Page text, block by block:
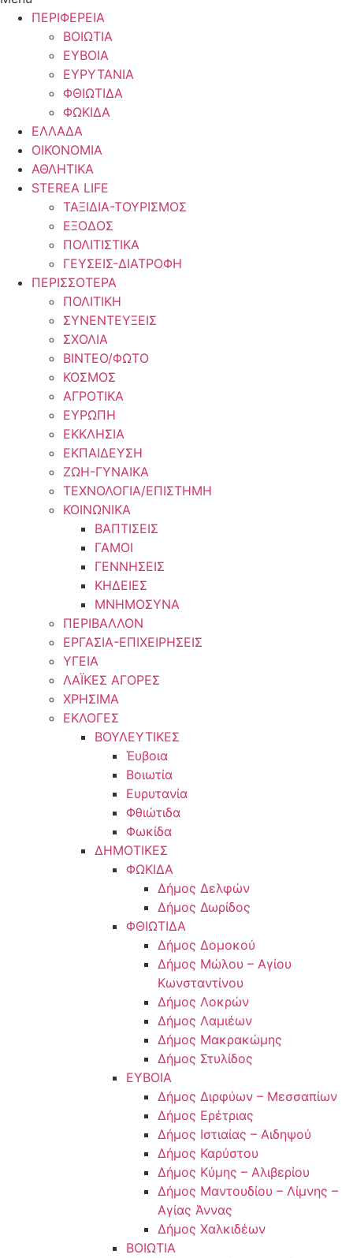
ΠΕΡΙΦΕΡΕΙΑ
ΒΟΙΩΤΙΑ
ΕΥΒΟΙΑ
ΕΥΡΥΤΑΝΙΑ
ΦΘΙΩΤΙΔΑ
ΦΩΚΙΔΑ
ΕΛΛΑΔΑ
ΟΙΚΟΝΟΜΙΑ
ΑΘΛΗΤΙΚΑ
STEREA LIFE
ΤΑΞΙΔΙΑ-ΤΟΥΡΙΣΜΟΣ
ΕΞΟΔΟΣ
ΠΟΛΙΤΙΣΤΙΚΑ
ΓΕΥΣΕΙΣ-ΔΙΑΤΡΟΦΗ
ΠΕΡΙΣΣΟΤΕΡΑ
ΠΟΛΙΤΙΚΗ
ΣΥΝΕΝΤΕΥΞΕΙΣ
ΣΧΟΛΙΑ
ΒΙΝΤΕΟ/ΦΩΤΟ
ΚΟΣΜΟΣ
ΑΓΡΟΤΙΚΑ
ΕΥΡΩΠΗ
ΕΚΚΛΗΣΙΑ
ΕΚΠΑΙΔΕΥΣΗ
ΖΩΗ-ΓΥΝΑΙΚΑ
ΤΕΧΝΟΛΟΓΙΑ/ΕΠΙΣΤΗΜΗ
ΚΟΙΝΩΝΙΚΑ
ΒΑΠΤΙΣΕΙΣ
ΓΑΜΟΙ
ΓΕΝΝΗΣΕΙΣ
ΚΗΔΕΙΕΣ
ΜΝΗΜΟΣΥΝΑ
ΠΕΡΙΒΑΛΛΟΝ
ΕΡΓΑΣΙΑ-ΕΠΙΧΕΙΡΗΣΕΙΣ
ΥΓΕΙΑ
ΛΑΪΚΕΣ ΑΓΟΡΕΣ
ΧΡΗΣΙΜΑ
ΕΚΛΟΓΕΣ
ΒΟΥΛΕΥΤΙΚΕΣ
Έυβοια
Βοιωτία
Ευρυτανία
Φθιώτιδα
Φωκίδα
ΔΗΜΟΤΙΚΕΣ
ΦΩΚΙΔΑ
Δήμος Δελφών
Δήμος Δωρίδος
ΦΘΙΩΤΙΔΑ
Δήμος Δομοκού
Δήμος Μώλου – Αγίου
Κωνσταντίνου
Δήμος Λοκρών
Δήμος Λαμιέων
Δήμος Μακρακώμης
Δήμος Στυλίδος
ΕΥΒΟΙΑ
Δήμος Διρφύων – Μεσσαπίων
Δήμος Ερέτριας
Δήμος Ιστιαίας – Αιδηψού
Δήμος Καρύστου
Δήμος Κύμης – Αλιβερίου
Δήμος Μαντουδίου – Λίμνης –
Αγίας Άννας
Δήμος Χαλκιδέων
ΒΟΙΩΤΙΑ